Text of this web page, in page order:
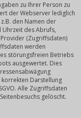
zu Ihrer Person zu
der Webserver lediglich
den Namen der
Uhrzeit des Abrufs,
(Zugriffsdaten)
werden
störungsfreien Betriebs
ausgewertet. Dies
Darstellung
Alle Zugriffsdaten
gelöscht.